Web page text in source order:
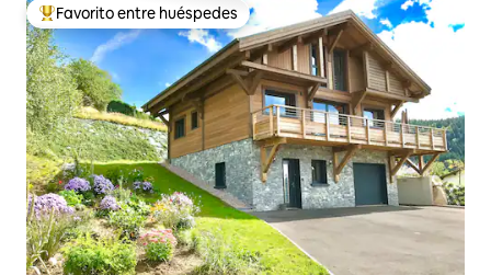
Favorito entre huéspedes preferido
Favorito entre huéspedes